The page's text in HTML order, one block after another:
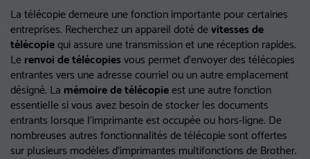
La télécopie demeure une fonction importante pour certaines
entreprises. Recherchez un appareil doté devitesses de
télécopiequi assure une transmission et une réception rapides.
Lerenvoi de télécopiesvous permet d'envoyer des télécopies
entrantes vers une adresse courriel ou un autre emplacement
désigné. La mémoire de télécopieest une autre fonction
essentielle si vous avez besoin de stocker les documents
entrants lorsque l'imprimante est occupée ou hors-ligne. De
nombreuses autres fonctionnalités de télécopie sont offertes
sur plusieurs modèles d'imprimantes multifonctions de Brother.